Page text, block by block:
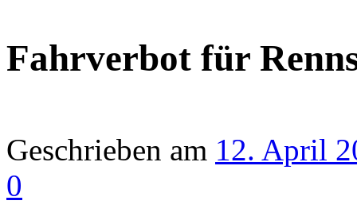
Fahrverbot für
Geschrieben am 12. April
0